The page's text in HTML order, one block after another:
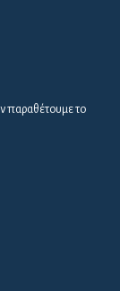
παραθέτουμε το